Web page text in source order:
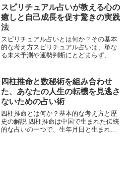
定的な思考などによって形成され、心の
中に「できない」「自分...
スピリチュアル占いが教える心の
癒しと自己成長を促す驚きの実践
法
スピリチュアル占いとは何か？その基本
的な考え方スピリチュアル占いは、単な
る未来予測や運勢判断にとどまらず、心
れは霊的な視点や魂のレベルでの気づき
を重視し、現実の出来事や...
四柱推命と数秘術を組み合わせ
た、あなたの人生の転機を見逃さ
ないための占い術
四柱推命とは何か？基本的な考え方と歴
史の解説 四柱推命は中国で生まれた伝統
的な占いの一つで、生年月日と生まれた